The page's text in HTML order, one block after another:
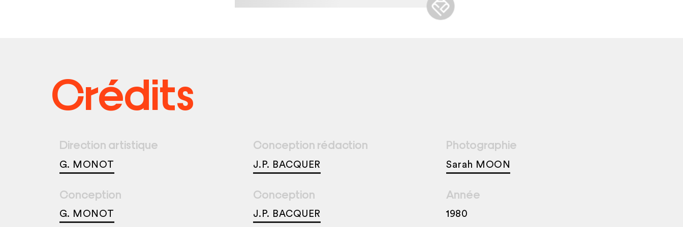
Crédits
Direction artistique
G. MONOT
Conception rédaction
J.P. BACQUER
Photographie
Sarah MOON
Conception
G. MONOT
Conception
J.P. BACQUER
Année
1980